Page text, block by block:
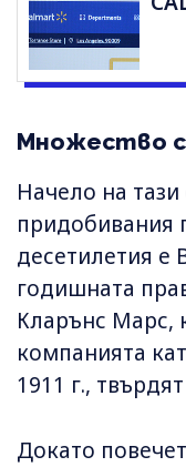
Множество
Начело на
придобивания
десетилетия е
годишната
Кларънс Марс,
компанията
1911 г.,
Докато